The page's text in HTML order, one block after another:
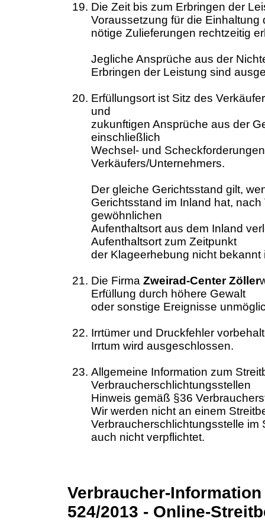
Die Zeit bis zum Erbringen der
Voraussetzung für die Einhaltung
nötige Zulieferungen rechtzeitig
Jegliche Ansprüche aus der
Erbringen der Leistung sind
Erfüllungsort ist Sitz des
und
zukunftigen Ansprüche aus der
einschließlich
Wechsel- und
Verkäufers/Unternehmers.
Der gleiche Gerichtsstand gilt,
Gerichtsstand im Inland hat,
gewöhnlichen
Aufenthaltsort aus dem Inland
Aufenthaltsort zum Zeitpunkt
der Klageerhebung nicht bekannt
Die Firma Zweirad-Center Zöller
Erfüllung durch höhere Gewalt
oder sonstige Ereignisse
Irrtümer und Druckfehler
Irrtum wird ausgeschlossen.
Allgemeine Information zum
Verbraucherschlichtungsstellen
Hinweis gemäß §36
Wir werden nicht an einem
Verbraucherschlichtungsstelle
auch nicht verpflichtet.
Verbraucher-
524/2013 - Online-